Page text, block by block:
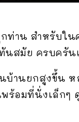
ท่าน สำหรับใ
นสมัย ครบครั
บ้านยกสูงขึ้น
อมที่นั่งเล็กๆ